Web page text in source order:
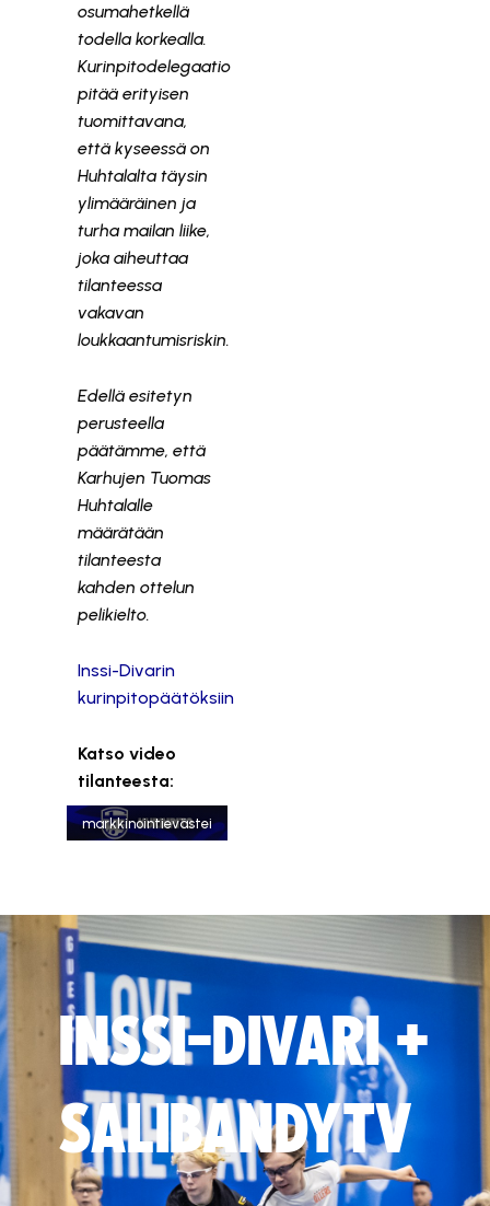
osumahetkellä
todella korkealla.
Kurinpitodelegaatio
pitää erityisen
tuomittavana,
että kyseessä on
Huhtalalta täysin
ylimääräinen ja
turha mailan liike,
joka aiheuttaa
tilanteessa
vakavan
loukkaantumisriskin.
Edellä esitetyn
perusteella
päätämme, että
Karhujen Tuomas
Huhtalalle
määrätään
tilanteesta
kahden ottelun
pelikielto.
Inssi-Divarin
kurinpitopäätöksiin
Katso video
tilanteesta:
Tämä sisältö on
estetty, koska se
markkinointievästei
INSSI-DIVARI +
SALIBANDYTV